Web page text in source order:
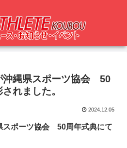
沖縄県スポーツ協会 50
れました。
2024.12.05
スポーツ協会 50周年式典にて